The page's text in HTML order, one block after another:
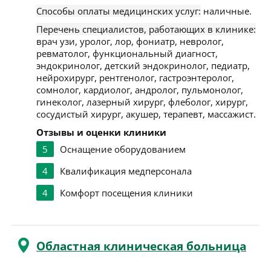
Способы оплаты медицинских услуг: наличные.
Перечень специалистов, работающих в клинике:
врач узи, уролог, лор, фониатр, невролог,
ревматолог, функциональный диагност,
эндокринолог, детский эндокринолог, педиатр,
нейрохирург, рентгенолог, гастроэнтеролог,
сомнолог, кардиолог, андролог, пульмонолог,
гинеколог, лазерный хирург, флеболог, хирург,
сосудистый хирург, акушер, терапевт, массажист.
Отзывы и оценки клиники
5
Оснащение оборудованием
4
Квалификация медперсонала
4
Комфорт посещения клиники
Областная клиническая больница